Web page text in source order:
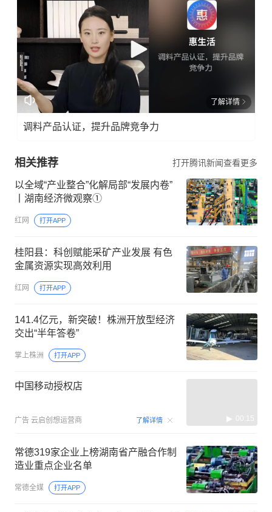
了解详情
调料产品认证，提升品牌竞争力
相关推荐 打开腾讯新闻查看更多
以全域“产业整合”化解局部“发展内卷”
丨湖南经济微观察①
红网 打开APP
桂阳县：科创赋能采矿产业发展 有色
金属资源实现高效利用
红网 打开APP
141.4亿元，新突破！株洲开放型经济
交出“半年答卷”
掌上株洲 打开APP
中国移动授权店
广告 云启创想运营商 了解详情 00:15
常德319家企业上榜湖南省产融合作制
造业重点企业名单
常德全媒 打开APP